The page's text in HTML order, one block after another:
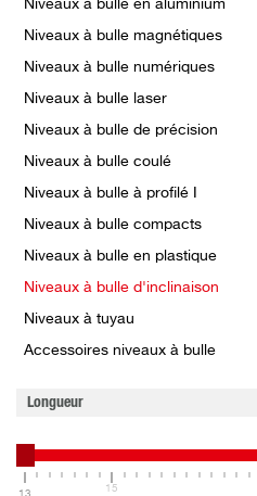
Niveaux à bulle en aluminium
Niveaux à bulle magnétiques
Niveaux à bulle numériques
Niveaux à bulle laser
Niveaux à bulle de précision
Niveaux à bulle coulé
Niveaux à bulle à profilé I
Niveaux à bulle compacts
Niveaux à bulle en plastique
Niveaux à bulle d'inclinaison
Niveaux à tuyau
Accessoires niveaux à bulle
Longueur
13 15